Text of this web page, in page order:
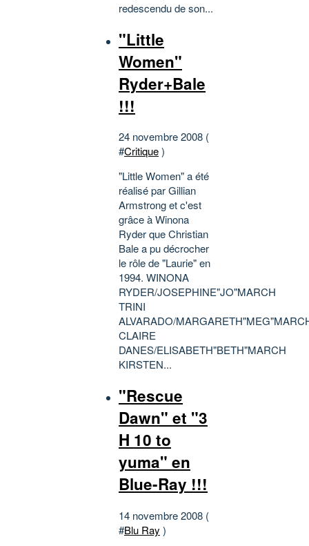
redescendu de son...
"Little
Women"
Ryder+Bale
!!!
24 novembre 2008 (
#Critique)
"Little Women" a été
réalisé par Gillian
Armstrong et c'est
grâce à Winona
Ryder que Christian
Bale a pu décrocher
le rôle de "Laurie" en
1994. WINONA
RYDER/JOSEPHINE"JO"MARCH
TRINI
ALVARADO/
CLAIRE
DANES/ELISABETH"BETH"MARCH
KIRSTEN...
"Rescue
Dawn" et "3
H 10 to
yuma" en
Blue-Ray !!!
14 novembre 2008 (
#Blu Ray )